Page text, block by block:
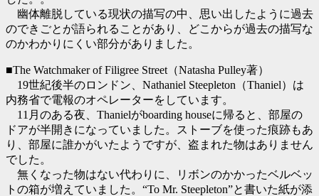
幽体離脱している現状の描写の中、思い出したように過去
のできごとが語られることがあり、どこからが過去の描写な
のかわかりにくい部分がありました。
■The Watchmaker of Filigree Street（Natasha Pulley著）
19世紀後半のロンドン、Nathaniel Steepleton（Thaniel）は
内務省で電報のオペレーターをしています。
11月のある夜、Thanielがboarding houseに帰ると、部屋の
ドアが半開きになっていました。ストーブを使った痕跡もあ
り、部屋に誰かがいたようですが、盗まれた物はありません
でした。
無くなった物はない代わりに、リボンのかかったベルベッ
トの箱が増えていました。“To Mr. Steepleton”と書いた紙が添